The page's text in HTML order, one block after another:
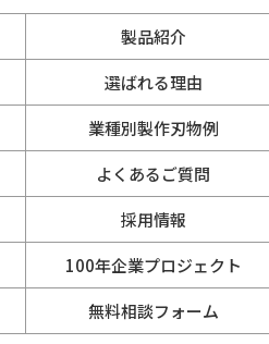
製品紹介
選ばれる理由
業種別製作刃物例
よくあるご質問
採用情報
100年企業プロジェクト
無料相談フォーム